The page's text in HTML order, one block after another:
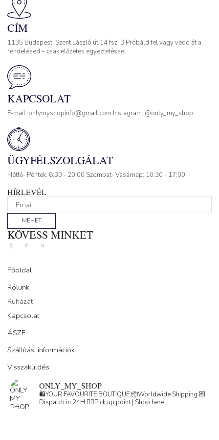
CÍM
1135 Budapest, Szent László út 14 fsz. 3 Próbáld fel vagy vedd át a
rendelésed – csak előzetes egyeztetéssel
KAPCSOLAT
E-mail: onlymyshopinfo@gmail.com Instagram: @only_my_shop
ÜGYFÉLSZOLGÁLAT
Hétfő- Péntek: 8:30 - 20:00 Szombat- Vasárnap: 10:30 - 17:00
HÍRLEVÉL
MEHET
KÖVESS MINKET
FacebookInstagram
Tik-
Főoldal
Rólunk
Ruházat
Kapcsolat
ÁSZF
Szállítási információk
Visszaküldés
ONLY_MY_SHOP
🛍️YOUR FAVOURITE BOUTIQUE📦Worldwide Shipping 💌
Dispatch in 24H 👇🏽Pick up point | Shop here